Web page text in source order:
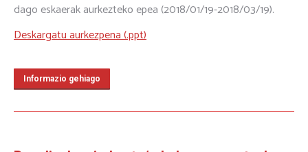
dago eskaerak aurkezteko epea (2018/01/19-2018/03/19).
Deskargatu aurkezpena (.ppt)
Informazio gehiago